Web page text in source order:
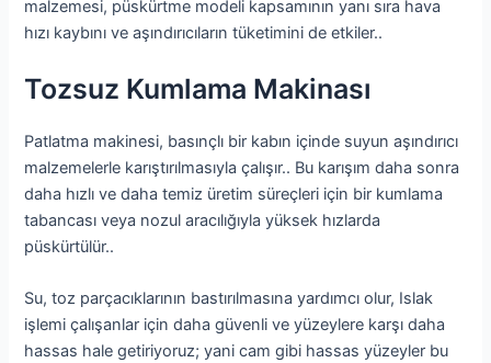
malzemesi, püskürtme modeli kapsamının yanı sıra hava
hızı kaybını ve aşındırıcıların tüketimini de etkiler..
Tozsuz Kumlama Makinası
Patlatma makinesi, basınçlı bir kabın içinde suyun aşındırıcı
malzemelerle karıştırılmasıyla çalışır.. Bu karışım daha sonra
daha hızlı ve daha temiz üretim süreçleri için bir kumlama
tabancası veya nozul aracılığıyla yüksek hızlarda
püskürtülür..
Su, toz parçacıklarının bastırılmasına yardımcı olur, Islak
işlemi çalışanlar için daha güvenli ve yüzeylere karşı daha
hassas hale getiriyoruz; yani cam gibi hassas yüzeyler bu